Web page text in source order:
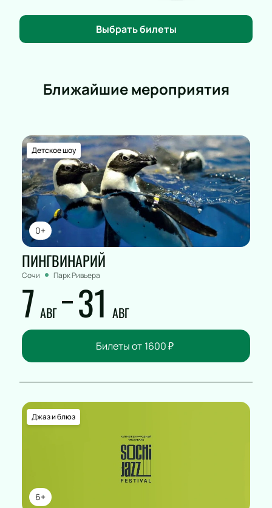
Выбрать билеты
Ближайшие мероприятия
0+
Детское шоу
ПИНГВИНАРИЙ
Сочи Парк Ривьера
7 АВГ 31 АВГ
Билеты от 1600₽
6+
Джаз и блюз